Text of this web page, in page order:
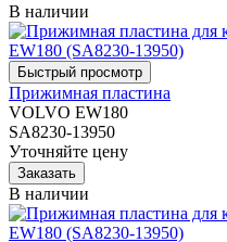
В наличии
Прижимная пластина
VOLVO EW180
SA8230-13950
Уточняйте цену
В наличии